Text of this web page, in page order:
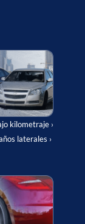
kilometraje ›
laterales ›